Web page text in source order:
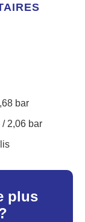
plus
bar
/ 2,06 bar